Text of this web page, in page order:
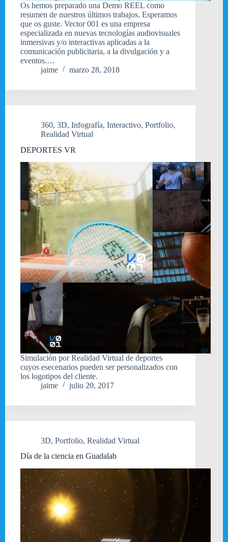
Os hemos preparado una Demo REEL como
resumen de nuestros últimos trabajos. Esperamos
que os guste. Vector 001 es una empresa
especializada en nuevas tecnologías audiovisuales
inmersivas y/o interactivas aplicadas a la
comunicación publicitaria, a la divulgación y a
eventos.…
jaime
marzo 28, 2018
360, 3D, Infografía, Interactivo, Portfolio,
Realidad Virtual
DEPORTES VR
Simulación por Realidad Virtual de deportes
cuyos esecenarios pueden ser personalizados con
los logotipos del cliente.
jaime
julio 20, 2017
3D, Portfolio, Realidad Virtual
Día de la ciencia en Guadalab